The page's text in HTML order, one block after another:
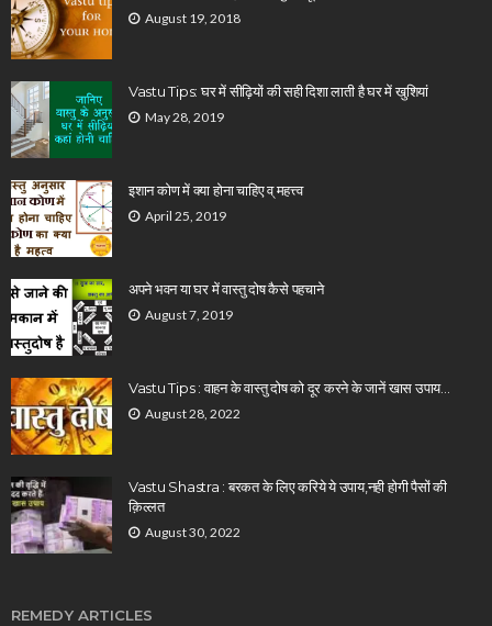
August 19, 2018
Vastu Tips: घर में सीढ़ियों की सही दिशा लाती है घर में खुशियां
May 28, 2019
इशान कोण में क्या होना चाहिए व् महत्त्व
April 25, 2019
अपने भवन या घर में वास्तु दोष कैसे पहचाने
August 7, 2019
Vastu Tips : वाहन के वास्तु दोष को दूर करने के जानें खास उपाय…
August 28, 2022
Vastu Shastra : बरकत के लिए करिये ये उपाय,नही होगी पैसों की
क़िल्लत
August 30, 2022
REMEDY ARTICLES